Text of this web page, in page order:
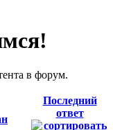
в форум.
Последний
ответ